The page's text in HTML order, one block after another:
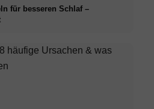
für besseren Schlaf –